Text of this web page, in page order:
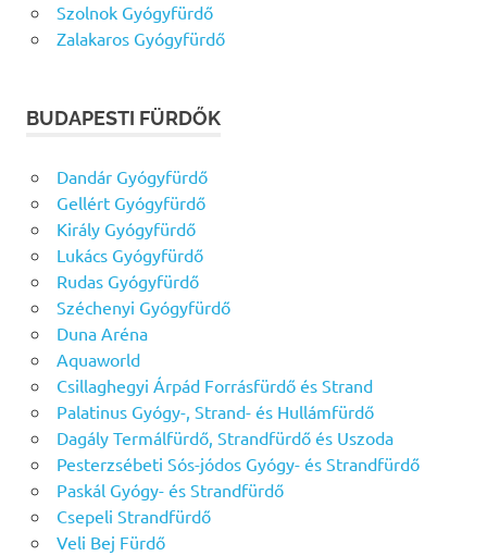
Szolnok Gyógyfürdő
Zalakaros Gyógyfürdő
BUDAPESTI FÜRDŐK
Dandár Gyógyfürdő
Gellért Gyógyfürdő
Király Gyógyfürdő
Lukács Gyógyfürdő
Rudas Gyógyfürdő
Széchenyi Gyógyfürdő
Duna Aréna
Aquaworld
Csillaghegyi Árpád Forrásfürdő és Strand
Palatinus Gyógy-, Strand- és Hullámfürdő
Dagály Termálfürdő, Strandfürdő és Uszoda
Pesterzsébeti Sós-jódos Gyógy- és Strandfürdő
Paskál Gyógy- és Strandfürdő
Csepeli Strandfürdő
Veli Bej Fürdő